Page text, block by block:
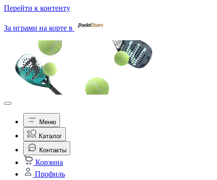
Перейти к контенту
За играми на корте в
Меню
Каталог
Контакты
Корзина
Профиль